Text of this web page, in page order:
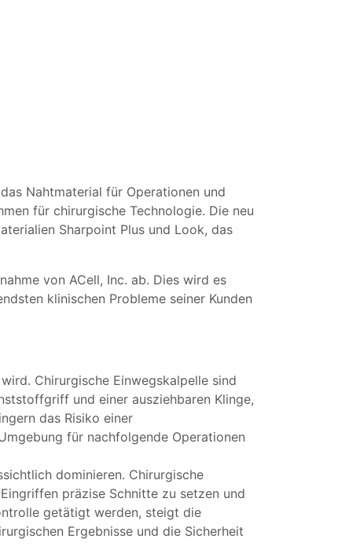
Nahtmaterial für Operationen und
für chirurgische Technologie. Die neu
Sharpoint Plus und Look, das
von ACell, Inc. ab. Dies wird es
klinischen Probleme seiner Kunden
Chirurgische Einwegskalpelle sind
und einer ausziehbaren Klinge,
das Risiko einer
für nachfolgende Operationen
dominieren. Chirurgische
präzise Schnitte zu setzen und
getätigt werden, steigt die
Ergebnisse und die Sicherheit